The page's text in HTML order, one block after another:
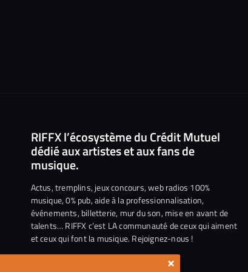
RIFFX l’écosystème du Crédit Mutuel
dédié aux artistes et aux fans de
musique.
Actus, tremplins, jeux concours, web radios 100%
musique, 0% pub, aide à la professionnalisation,
événements, billetterie, mur du son, mise en avant de
talents… RIFFX c’est LA communauté de ceux qui aiment
et ceux qui font la musique. Rejoignez-nous !
×